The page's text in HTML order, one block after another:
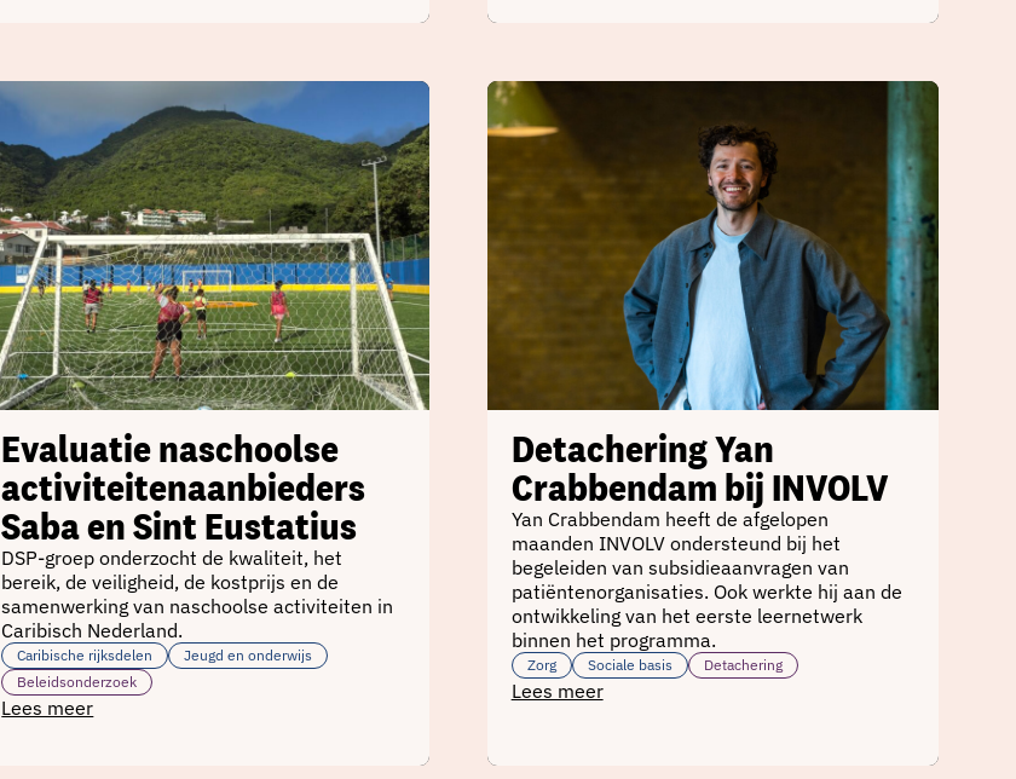
Evaluatie naschoolse
activiteitenaanbieders
Saba en Sint Eustatius
DSP-groep onderzocht de kwaliteit, het
bereik, de veiligheid, de kostprijs en de
samenwerking van naschoolse activiteiten in
Caribisch Nederland.
Caribische rijksdelen
Jeugd en onderwijs
Beleidsonderzoek
Lees meer
Detachering Yan
Crabbendam bij INVOLV
Yan Crabbendam heeft de afgelopen
maanden INVOLV ondersteund bij het
begeleiden van subsidieaanvragen van
patiëntenorganisaties. Ook werkte hij aan de
ontwikkeling van het eerste leernetwerk
binnen het programma.
Zorg Sociale basis Detachering
Lees meer